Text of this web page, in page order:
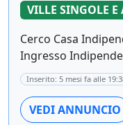
VILLE SINGOLE E
Cerco Casa
Ingresso
Inserito: 5 mesi fa alle
VEDI ANNUNCIO